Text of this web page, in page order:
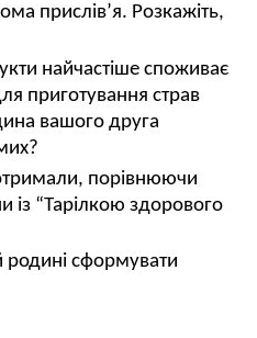
прислів’я. Розкажіть,
найчастіше споживає
приготування страв
вашого друга
порівнюючи
із “Тарілкою здорового
родині сформувати